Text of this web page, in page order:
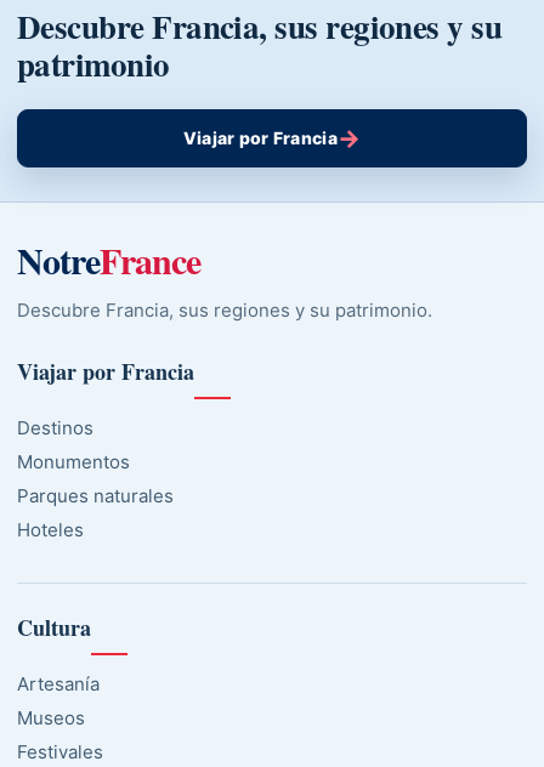
Descubre Francia, sus regiones y su
patrimonio
Viajar por Francia→
NotreFrance
Descubre Francia, sus regiones y su patrimonio.
Viajar por Francia
Destinos
Monumentos
Parques naturales
Hoteles
Cultura
Artesanía
Museos
Festivales